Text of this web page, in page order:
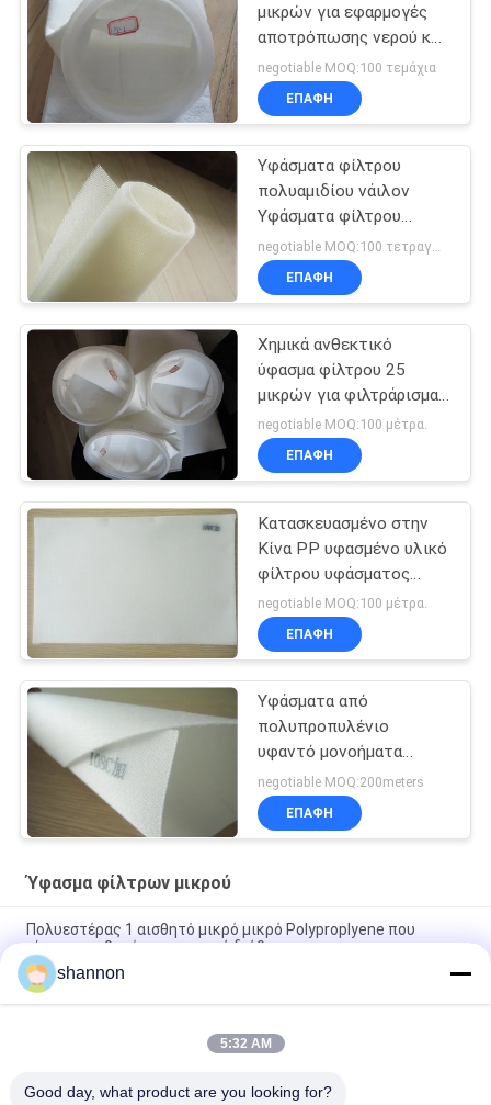
μικρών για εφαρμογές
αποτρόπωσης νερού και
πετρελαίου
negotiable MOQ:100 τεμάχια
ΕΠΑΦΉ
Υφάσματα φίλτρου
πολυαμιδίου νάιλον
Υφάσματα φίλτρου
πολυαμιδίου
μονοπλαστικού για
μεταποίηση ορυκτών
ΕΠΑΦΉ
Χημικά ανθεκτικό
ύφασμα φίλτρου 25
μικρών για φιλτράρισμα
υγρών και μακρά
διάρκεια ζωής
negotiable MOQ:100 μέτρα.
ΕΠΑΦΉ
Κατασκευασμένο στην
Κίνα PP υφασμένο υλικό
φίλτρου υφάσματος
κυλίνδρου φίλτρου
υφάσματος φίλτρου
πολυπροπυλενίου
negotiable MOQ:100 μέτρα.
ΕΠΑΦΉ
Υφάσματα από
πολυπροπυλένιο
υφαντό μονοήματα
φίλτρου
negotiable MOQ:200meters
ΕΠΑΦΉ
Ύφασμα φίλτρων μικρού
Πολυεστέρας 1 αισθητό μικρό μικρό Polyproplyene που
γίνεται αισθητό για την υγρή διήθηση
Το ύφασμα φίλτρων μικρού πολυεστέρα μεταχειρίζεται με τα
συστατικά σιλικόνης την αντιστατική υγρή διήθηση
5 / 10 ύφασμα φίλτρων μικρού PE μικρού αντιστατικό για το
shannon
5:32 AM
Good day, what product are you looking for?